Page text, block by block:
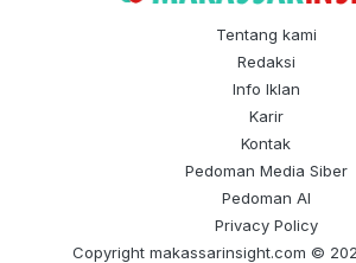
Tentang kami
Redaksi
Info Iklan
Karir
Kontak
Pedoman Media Siber
Pedoman AI
Privacy Policy
Copyright makassarinsight.com ©